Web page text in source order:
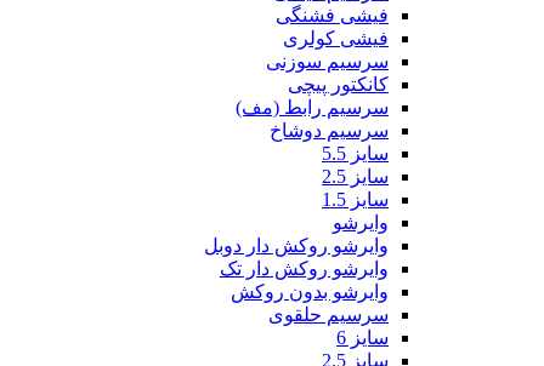
فیشی فشنگی
فیشی کولری
سرسیم سوزنی
کانکتور پیچی
سرسیم رابط (مف)
سرسیم دوشاخ
سایز 5.5
سایز 2.5
سایز 1.5
وایرشو
وایرشو روکش دار دوبل
وایرشو روکش دار تک
وایرشو بدون روکش
سرسیم حلقوی
سایز 6
سایز 2.5